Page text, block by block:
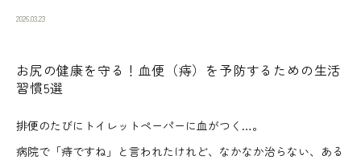
2026.03.23
お尻の健康を守る！血便（痔）を予防するための生活
習慣5選
排便のたびにトイレットペーパーに血がつく…。
病院で「痔ですね」と言われたけれど、なかなか治らない、ある